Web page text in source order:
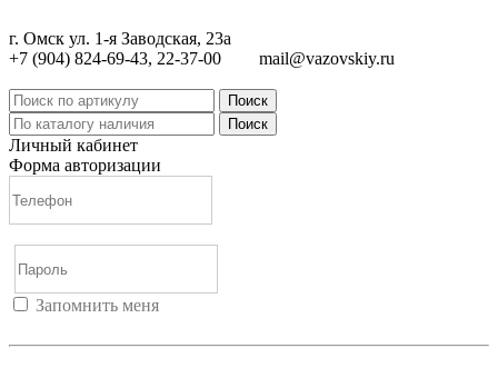
г. Омск ул. 1-я Заводская, 23а
+7 (904) 824-69-43, 22-37-00
mail@vazovskiy.ru
Поиск
Поиск
Личный кабинет
Форма авторизации
Запомнить меня